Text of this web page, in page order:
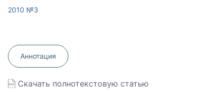
2010 №3
Аннотация
Скачать полнотекстовую статью